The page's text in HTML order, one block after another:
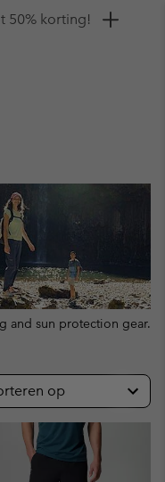
and sun protection gear.
op